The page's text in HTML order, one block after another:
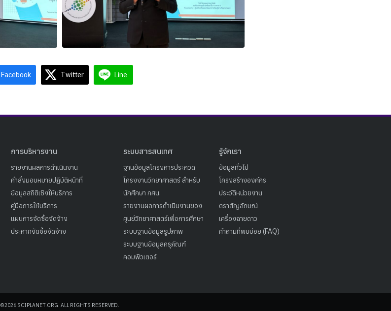
Facebook Twitter Line
การบริหารงาน
รายงานผลการดำเนินงาน
คำสั่งมอบหมายปฏิบัติหน้าที่
ข้อมูลสถิติเชิงให้บริการ
คู่มือการให้บริการ
แผนการจัดซื้อจัดจ้าง
ประกาศจัดซื้อจัดจ้าง
ระบบสารสนเทศ
ฐานข้อมูลโครงการประกวด
โครงงานวิทยาศาสตร์ สำหรับ
นักศึกษา กศน.
รายงานผลการดำเนินงานของ
ศูนย์วิทยาศาสตร์เพื่อการศึกษา
ระบบฐานข้อมูลรูปภาพ
ระบบฐานข้อมูลครุภัณฑ์
คอมพิวเตอร์
รู้จักเรา
ข้อมูลทั่วไป
โครงสร้างองค์กร
ประวัติหน่วยงาน
ตราสัญลักษณ์
เครื่องฉายดาว
คำถามที่พบบ่อย (FAQ)
©2026 SCIPLANET.ORG. ALL RIGHTS RESERVED.